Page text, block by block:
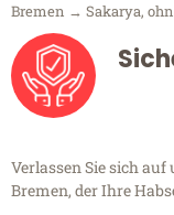
Bremen → Sakarya,
Verlassen Sie sich
Bremen, der Ihre